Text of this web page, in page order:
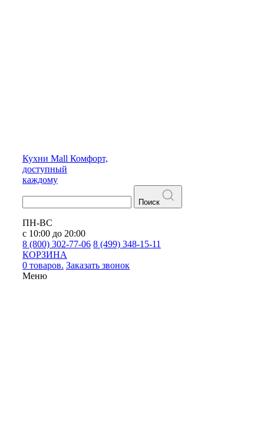
Кухни Mall Комфорт,
доступный
каждому
Поиск
ПН-ВС
с 10:00 до 20:00
8 (800) 302-77-06 8 (499) 348-15-11
КОРЗИНА
0 товаров. Заказать звонок
Меню